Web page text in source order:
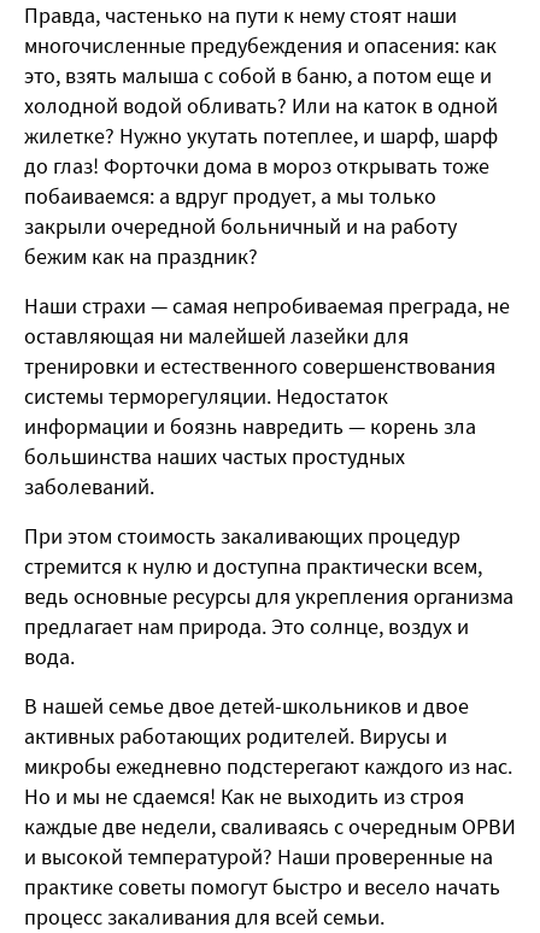
Правда, частенько на пути к нему стоят наши
многочисленные предубеждения и опасения: как
это, взять малыша с собой в баню, а потом еще и
холодной водой обливать? Или на каток в одной
жилетке? Нужно укутать потеплее, и шарф, шарф
до глаз! Форточки дома в мороз открывать тоже
побаиваемся: а вдруг продует, а мы только
закрыли очередной больничный и на работу
бежим как на праздник?
Наши страхи — самая непробиваемая преграда, не
оставляющая ни малейшей лазейки для
тренировки и естественного совершенствования
системы терморегуляции. Недостаток
информации и боязнь навредить — корень зла
большинства наших частых простудных
заболеваний.
При этом стоимость закаливающих процедур
стремится к нулю и доступна практически всем,
ведь основные ресурсы для укрепления организма
предлагает нам природа. Это солнце, воздух и
вода.
В нашей семье двое детей-школьников и двое
активных работающих родителей. Вирусы и
микробы ежедневно подстерегают каждого из нас.
Но и мы не сдаемся! Как не выходить из строя
каждые две недели, сваливаясь с очередным ОРВИ
и высокой температурой? Наши проверенные на
практике советы помогут быстро и весело начать
процесс закаливания для всей семьи.